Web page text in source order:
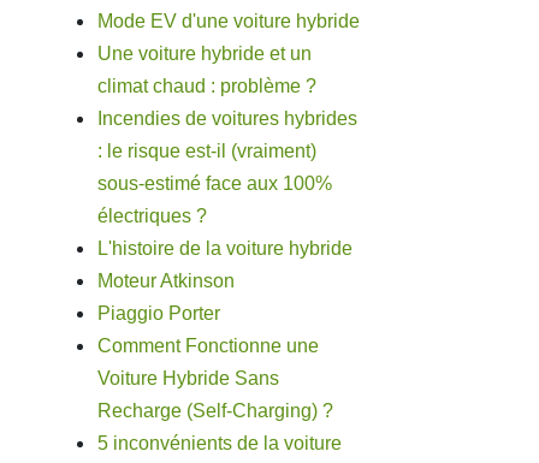
Mode EV d'une voiture hybride
Une voiture hybride et un
climat chaud : problème ?
Incendies de voitures hybrides
: le risque est-il (vraiment)
sous-estimé face aux 100%
électriques ?
L'histoire de la voiture hybride
Moteur Atkinson
Piaggio Porter
Comment Fonctionne une
Voiture Hybride Sans
Recharge (Self-Charging) ?
5 inconvénients de la voiture